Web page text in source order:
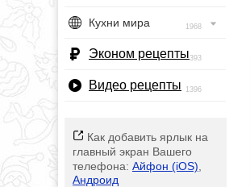
Кухни мира 1968
Эконом рецепты393
Видео рецепты 1396
Как добавить ярлык на
главный экран Вашего
телефона: Айфон (iOS)
Андроид